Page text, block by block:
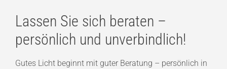
Lassen Sie sich beraten –
persönlich und unverbindlich!
Gutes Licht beginnt mit guter Beratung – persönlich in